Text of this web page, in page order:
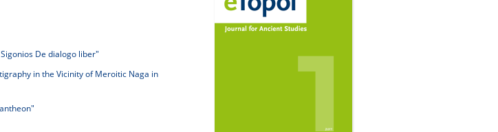
De dialogo liber"
in the Vicinity of Meroitic Naga in